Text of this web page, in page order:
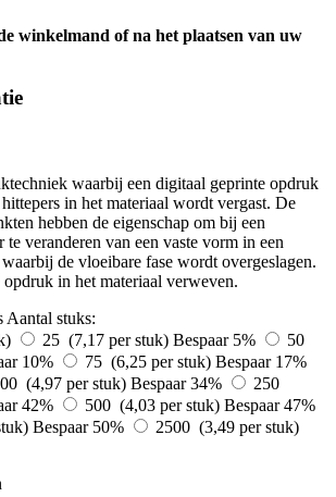
winkelmand of na het plaatsen van uw
waarbij een digitaal geprinte opdruk
in het materiaal wordt vergast. De
hebben de eigenschap om bij een
te veranderen van een vaste vorm in een
de vloeibare fase wordt overgeslagen.
in het materiaal verweven.
Aantal stuks:
25 (7,17 per stuk) Bespaar 5%
50
10% 75 (6,25 per stuk) Bespaar 17%
(4,97 per stuk) Bespaar 34%
250
42% 500 (4,03 per stuk) Bespaar 47%
Bespaar 50%
2500 (3,49 per stuk)